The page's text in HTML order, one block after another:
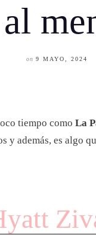
on 9 MAYO, 2024
tiempo como La
y además, es